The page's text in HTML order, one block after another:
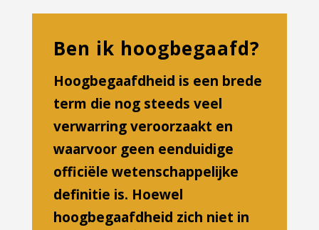
Ben ik hoogbegaafd?
Hoogbegaafdheid is een brede
term die nog steeds veel
verwarring veroorzaakt en
waarvoor geen eenduidige
officiële wetenschappelijke
definitie is. Hoewel
hoogbegaafdheid zich niet in